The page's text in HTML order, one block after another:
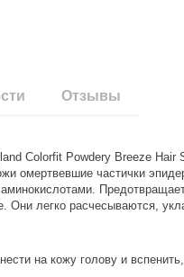
Отзывы
Colorfit Powdery Breeze Hair
омертвевшие частички
Они легко расчесываются,
на кожу голову и